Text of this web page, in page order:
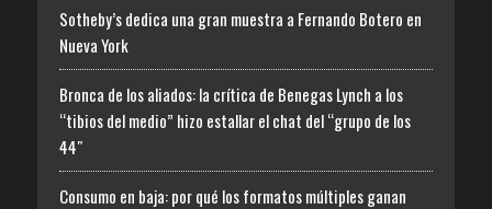
Sotheby’s dedica una gran muestra a Fernando Botero en
Nueva York
Bronca de los aliados: la crítica de Benegas Lynch a los
“tibios del medio” hizo estallar el chat del “grupo de los
44″
Consumo en baja: por qué los formatos múltiples ganan